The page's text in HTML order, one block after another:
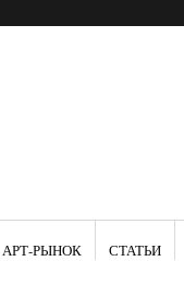
АРТ-РЫНОК СТАТЬИ